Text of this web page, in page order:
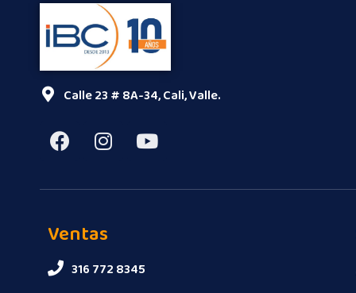
Calle 23 # 8A-34, Cali, Valle.
Ventas
316 772 8345